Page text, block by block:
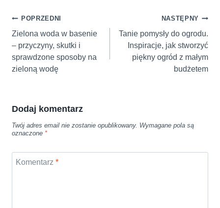
Nawigacja
wpisu
POPRZEDNI
Zielona woda w basenie
– przyczyny, skutki i
sprawdzone sposoby na
zieloną wodę
NASTĘPNY
Tanie pomysły do ogrodu.
Inspiracje, jak stworzyć
piękny ogród z małym
budżetem
Dodaj komentarz
Twój adres email nie zostanie opublikowany. Wymagane pola są
oznaczone *
Komentarz *